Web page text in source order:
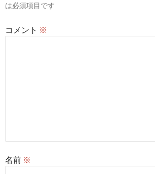
は必須項目です
コメント ※
名前 ※